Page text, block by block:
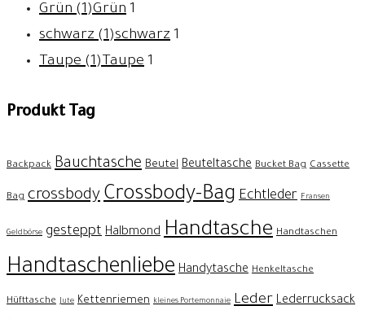
Grün (1)Grün 1
schwarz (1)schwarz 1
Taupe (1)Taupe 1
Produkt Tag
Backpack Bauchtasche Beutel Beuteltasche Bucket Bag Cassette
Bag crossbodyCrossbody-Bag Echtleder Fransen
Geldbörse gesteppt Halbmond Handtasche Handtaschen
Handtaschenliebe Handytasche Henkeltasche
Hüfttasche Jute Kettenriemen kleines Portemonnaie Leder Lederrucksack